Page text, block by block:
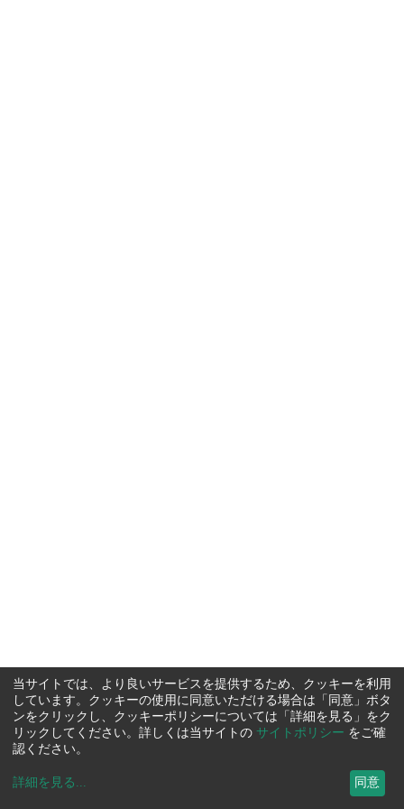
当サイトでは、より良いサービスを提供するため、クッキーを利用
しています。クッキーの使用に同意いただける場合は「同意」ボタ
ンをクリックし、クッキーポリシーについては「詳細を見る」をク
リックしてください。詳しくは当サイトの サイトポリシー をご確
認ください。
詳細を見る ... 同意